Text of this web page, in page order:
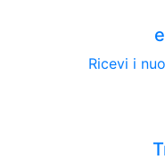
Ricevi i